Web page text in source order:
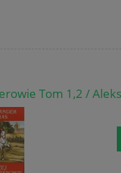
Tom 1,2 /